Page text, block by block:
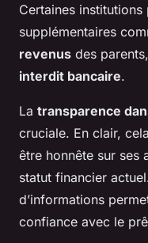
Certaines
supplémentaires
revenus des
interdit bancaire.
La transparence
cruciale. En clair,
être honnête sur ses
statut financier
d’informations
confiance avec le